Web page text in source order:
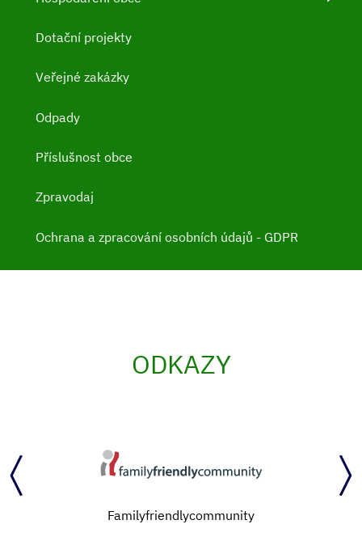
Dotační projekty
Veřejné zakázky
Odpady
Příslušnost obce
Zpravodaj
Ochrana a zpracování osobních údajů - GDPR
ODKAZY
Familyfriendlycommunity